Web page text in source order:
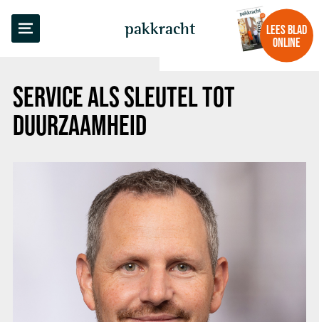
pakkracht
LEES BLAD
ONLINE
SERVICE ALS SLEUTEL TOT
DUURZAAMHEID
TERUG NAAR OVERZICHT